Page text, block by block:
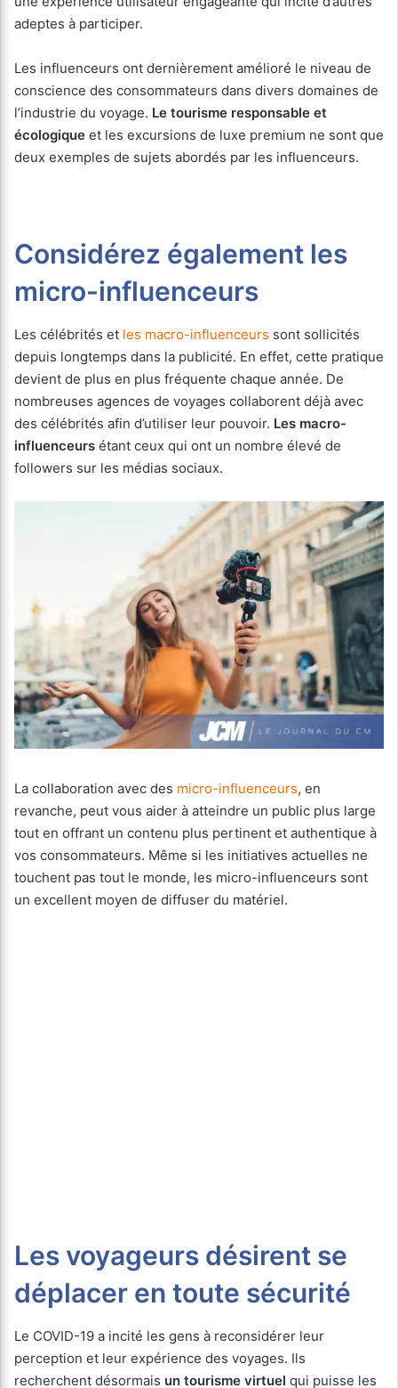
adeptes à participer.
Les influenceurs ont dernièrement amélioré le niveau de
conscience des consommateurs dans divers domaines de
l’industrie du voyage. Le tourisme responsable et
écologique et les excursions de luxe premium ne sont que
deux exemples de sujets abordés par les influenceurs.
Considérez également les
micro-influenceurs
Les célébrités et les macro-influenceurs sont sollicités
depuis longtemps dans la publicité. En effet, cette pratique
devient de plus en plus fréquente chaque année. De
nombreuses agences de voyages collaborent déjà avec
des célébrités afin d’utiliser leur pouvoir. Les macro-
influenceurs étant ceux qui ont un nombre élevé de
followers sur les médias sociaux.
La collaboration avec des micro-influenceurs, en
revanche, peut vous aider à atteindre un public plus large
tout en offrant un contenu plus pertinent et authentique à
vos consommateurs. Même si les initiatives actuelles ne
touchent pas tout le monde, les micro-influenceurs sont
un excellent moyen de diffuser du matériel.
Les voyageurs désirent se
déplacer en toute sécurité
Le COVID-19 a incité les gens à reconsidérer leur
perception et leur expérience des voyages. Ils
recherchent désormais un tourisme virtuel qui puisse les